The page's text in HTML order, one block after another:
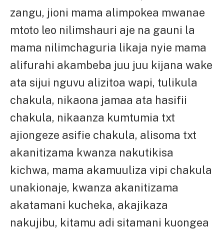
zangu, jioni mama alimpokea mwanae
mtoto leo nilimshauri aje na gauni la
mama nilimchaguria likaja nyie mama
alifurahi akambeba juu juu kijana wake
ata sijui nguvu alizitoa wapi, tulikula
chakula, nikaona jamaa ata hasifii
chakula, nikaanza kumtumia txt
ajiongeze asifie chakula, alisoma txt
akanitizama kwanza nakutikisa
kichwa, mama akamuuliza vipi chakula
unakionaje, kwanza akanitizama
akatamani kucheka, akajikaza
nakujibu, kitamu adi sitamani kuongea